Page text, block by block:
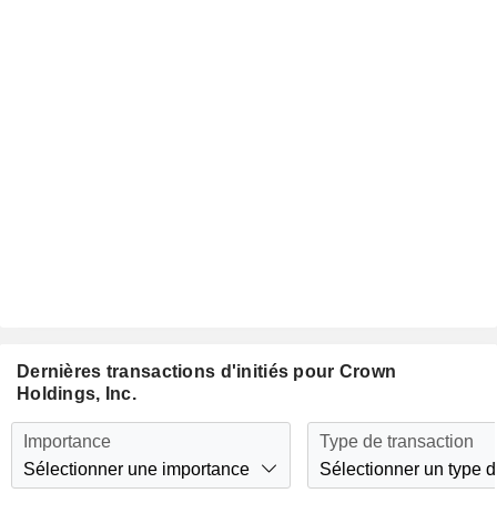
Dernières transactions d'initiés pour Crown
Holdings, Inc.
Importance
Sélectionner une importance
Type de transaction
Sélectionner un type